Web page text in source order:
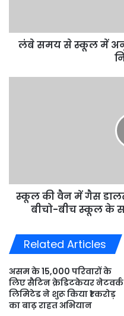
जी
,अबलंबे समय से स्कूल में
हादसा
हुआ-
बीचो-
बीच
के
समीप
गाड़ियों
में
स्कूल की वैन में गैस
बीचो-बीच स्कूल के
Related Articles
असम के 15,000 परिवारों के
लिए सैटिन क्रेडिटकेयर नेटवर्क
लिमिटेड ने शुरू किया ₹1 करोड़
का बाढ़ राहत अभियान